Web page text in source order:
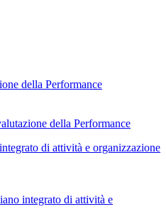
della Performance
della Performance
di attività e organizzazione
integrato di attività e